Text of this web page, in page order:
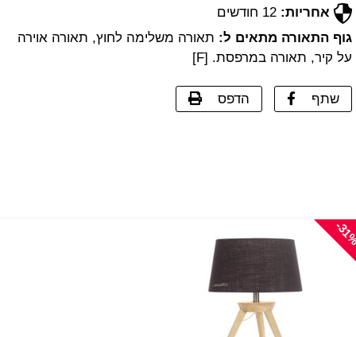
אחריות:
גוף התאורה מתאים ל: תאורה משלימה לחוץ, תאורה אוירה
על קיר, תאורה במרפסת. [F]
שתף הדפס
-